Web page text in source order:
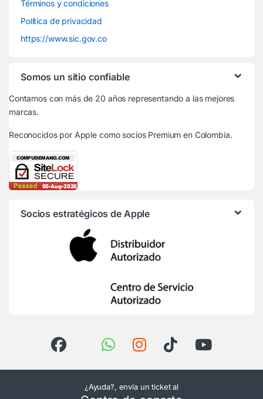
Términos y condiciones
Política de privacidad
https://www.sic.gov.co
Somos un sitio confiable
Contamos con más de 20 años representando a las mejores
marcas.
Reconocidos por Apple como socios Premium en Colombia.
Socios estratégicos de Apple
¿Ayuda?, envía un ticket al